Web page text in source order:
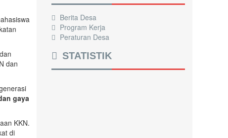
dan
gaya
KKN.
di
Berita Desa
Program Kerja
Peraturan Desa
STATISTIK